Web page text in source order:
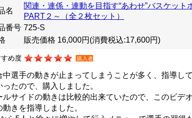
名
関連・連係・連動を目指す“あわせ”バスケッ
PART２～（全２枚セット）
番号 725-S
販売価格 16,000円 (消費税込:17,600円)
め度 購入者
中選手の動きが止まってしまうことが多く、指導し
ったので、購入しました。
ルサイドの動きは比較的出来ていたので、このビデ
動きを指導しました。